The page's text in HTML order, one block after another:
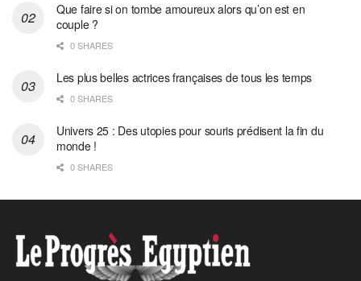
Que faire si on tombe amoureux alors qu’on est en
couple ?
0 SHARES
Les plus belles actrices françaises de tous les temps
0 SHARES
Univers 25 : Des utopies pour souris prédisent la fin du
monde !
0 SHARES